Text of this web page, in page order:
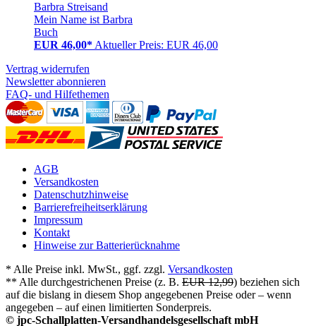
Barbra Streisand
Mein Name ist Barbra
Buch
EUR 46,00* Aktueller Preis: EUR 46,00
Vertrag widerrufen
Newsletter abonnieren
FAQ- und Hilfethemen
AGB
Versandkosten
Datenschutzhinweise
Barrierefreiheitserklärung
Impressum
Kontakt
Hinweise zur Batterierücknahme
* Alle Preise inkl. MwSt., ggf. zzgl. Versandkosten
** Alle durchgestrichenen Preise (z. B. EUR 12,99) beziehen sich
auf die bislang in diesem Shop angegebenen Preise oder – wenn
angegeben – auf einen limitierten Sonderpreis.
© jpc-Schallplatten-Versandhandelsgesellschaft mbH